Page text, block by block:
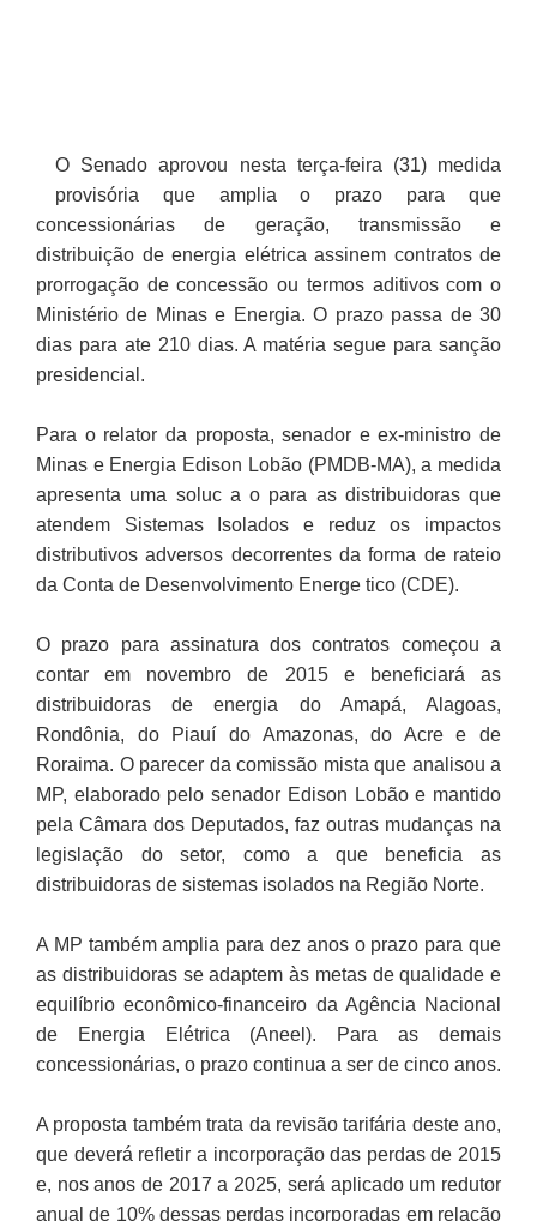
O Senado aprovou nesta terça-feira (31) medida
provisória que amplia o prazo para que
concessionárias de geração, transmissão e
distribuição de energia elétrica assinem contratos de
prorrogação de concessão ou termos aditivos com o
Ministério de Minas e Energia. O prazo passa de 30
dias para ate 210 dias. A matéria segue para sanção
presidencial.
Para o relator da proposta, senador e ex-ministro de
Minas e Energia Edison Lobão (PMDB-MA), a medida
apresenta uma soluc a o para as distribuidoras que
atendem Sistemas Isolados e reduz os impactos
distributivos adversos decorrentes da forma de rateio
da Conta de Desenvolvimento Energe tico (CDE).
O prazo para assinatura dos contratos começou a
contar em novembro de 2015 e beneficiará as
distribuidoras de energia do Amapá, Alagoas,
Rondônia, do Piauí do Amazonas, do Acre e de
Roraima. O parecer da comissão mista que analisou a
MP, elaborado pelo senador Edison Lobão e mantido
pela Câmara dos Deputados, faz outras mudanças na
legislação do setor, como a que beneficia as
distribuidoras de sistemas isolados na Região Norte.
A MP também amplia para dez anos o prazo para que
as distribuidoras se adaptem às metas de qualidade e
equilíbrio econômico-financeiro da Agência Nacional
de Energia Elétrica (Aneel). Para as demais
concessionárias, o prazo continua a ser de cinco anos.
A proposta também trata da revisão tarifária deste ano,
que deverá refletir a incorporação das perdas de 2015
e, nos anos de 2017 a 2025, será aplicado um redutor
anual de 10% dessas perdas incorporadas em relação